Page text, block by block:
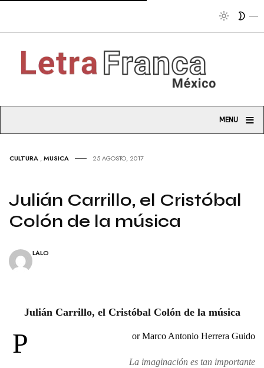
MENU ≡
CULTURA ,MUSICA 25 AGOSTO, 2017
Julián Carrillo, el Cristóbal
Colón de la música
LALO
Julián Carrillo, el Cristóbal Colón de la música
P or Marco Antonio Herrera Guido
La imaginación es tan importante